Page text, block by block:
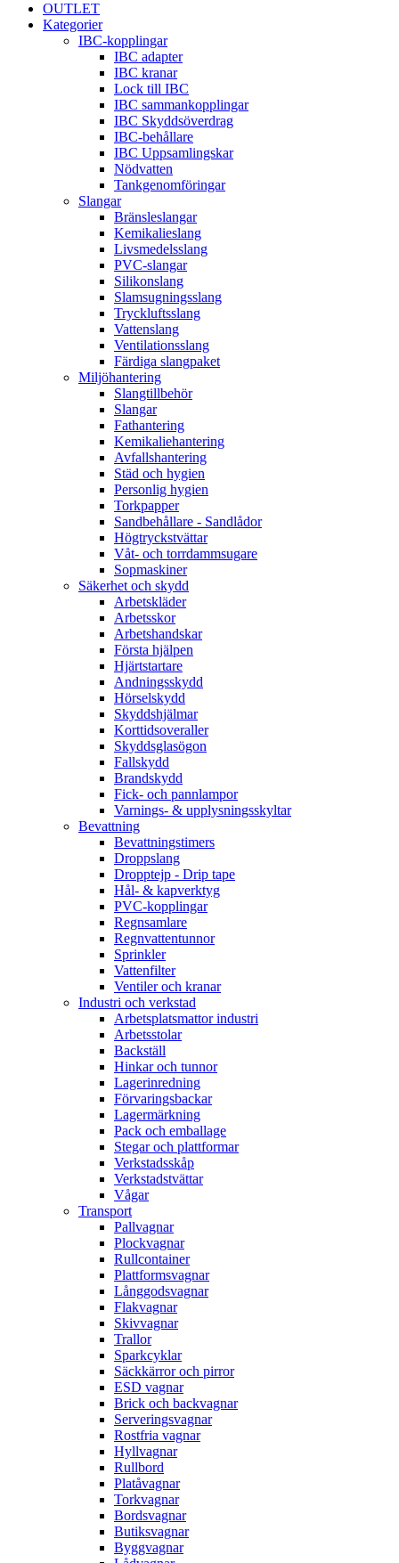
OUTLET
Kategorier
IBC-kopplingar
IBC adapter
IBC kranar
Lock till IBC
IBC sammankopplingar
IBC Skyddsöverdrag
IBC-behållare
IBC Uppsamlingskar
Nödvatten
Tankgenomföringar
Slangar
Bränsleslangar
Kemikalieslang
Livsmedelsslang
PVC-slangar
Silikonslang
Slamsugningsslang
Tryckluftsslang
Vattenslang
Ventilationsslang
Färdiga slangpaket
Miljöhantering
Slangtillbehör
Slangar
Fathantering
Kemikaliehantering
Avfallshantering
Städ och hygien
Personlig hygien
Torkpapper
Sandbehållare - Sandlådor
Högtryckstvättar
Våt- och torrdammsugare
Sopmaskiner
Säkerhet och skydd
Arbetskläder
Arbetsskor
Arbetshandskar
Första hjälpen
Hjärtstartare
Andningsskydd
Hörselskydd
Skyddshjälmar
Korttidsoveraller
Skyddsglasögon
Fallskydd
Brandskydd
Fick- och pannlampor
Varnings- & upplysningsskyltar
Bevattning
Bevattningstimers
Droppslang
Dropptejp - Drip tape
Hål- & kapverktyg
PVC-kopplingar
Regnsamlare
Regnvattentunnor
Sprinkler
Vattenfilter
Ventiler och kranar
Industri och verkstad
Arbetsplatsmattor industri
Arbetsstolar
Backställ
Hinkar och tunnor
Lagerinredning
Förvaringsbackar
Lagermärkning
Pack och emballage
Stegar och plattformar
Verkstadsskåp
Verkstadstvättar
Vågar
Transport
Pallvagnar
Plockvagnar
Rullcontainer
Plattformsvagnar
Långgodsvagnar
Flakvagnar
Skivvagnar
Trallor
Sparkcyklar
Säckkärror och pirror
ESD vagnar
Brick och backvagnar
Serveringsvagnar
Rostfria vagnar
Hyllvagnar
Rullbord
Platåvagnar
Torkvagnar
Bordsvagnar
Butiksvagnar
Byggvagnar